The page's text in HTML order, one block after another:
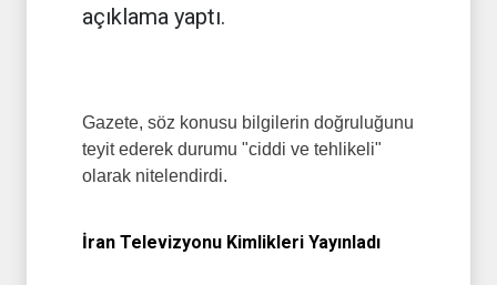
açıklama yaptı.
Gazete, söz konusu bilgilerin doğruluğunu
teyit ederek durumu "ciddi ve tehlikeli"
olarak nitelendirdi.
İran Televizyonu Kimlikleri Yayınladı